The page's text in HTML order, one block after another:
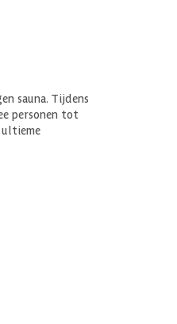
sauna. Tijdens
personen tot
ultieme